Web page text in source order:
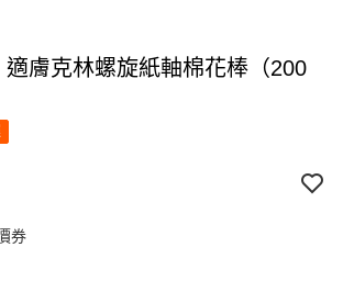
適膚克林螺旋紙軸棉花棒（200
券